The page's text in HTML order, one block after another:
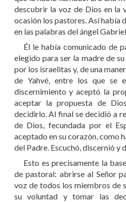
descubrir la voz de Dios en la
ocasión los pastores. Así había
en las palabras del ángel
Él le había comunicado de
elegido para ser la madre de
por los israelitas y, de una
de Yahvé, entre los que se
discernimiento y aceptó la
aceptar la propuesta de
decidirlo. Al final se decidió a
de Dios, fecundada por el
aceptado en su corazón, como
del Padre. Escuchó, discernió y
Esto es precisamente la
de pastoral: abrirse al Señor
voz de todos los miembros de
su voluntad y tomar las